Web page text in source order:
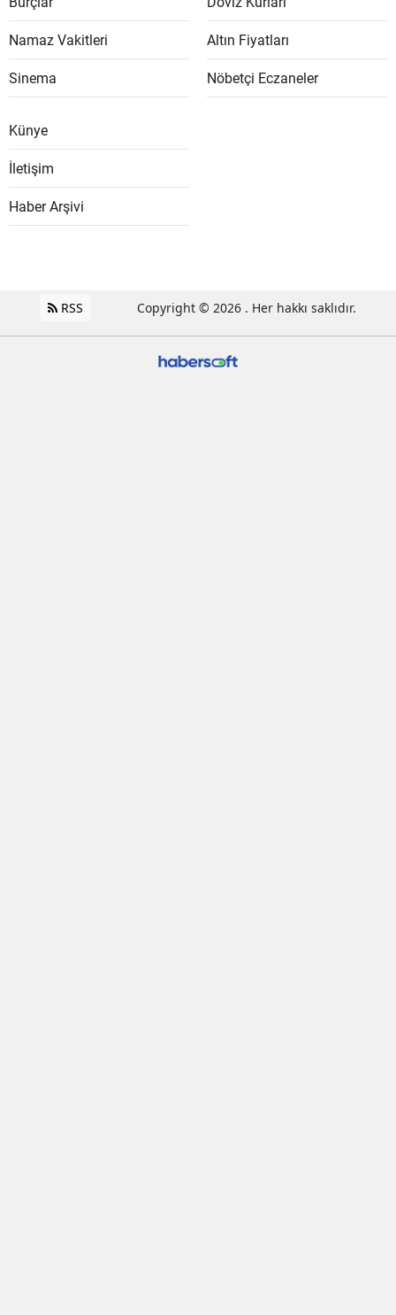
Namaz Vakitleri
Sinema
Altın Fiyatları
Nöbetçi Eczaneler
Künye
İletişim
Haber Arşivi
RSS Copyright © 2026 . Her hakkı saklıdır.